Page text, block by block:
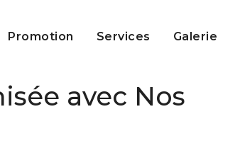
Promotion Services Galerie
avec Nos